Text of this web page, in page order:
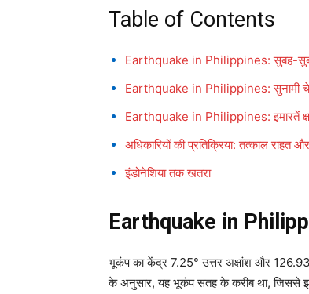
Table of Contents
Earthquake in Philippines: सुबह-
Earthquake in Philippines: सुनामी
Earthquake in Philippines: इमारतें
अधिकारियों की प्रतिक्रिया: तत्काल राहत
इंडोनेशिया तक खतरा
Earthquake in
भूकंप का केंद्र 7.25° उत्तर अक्षांश और
के अनुसार, यह भूकंप सतह के करीब था, जिससे